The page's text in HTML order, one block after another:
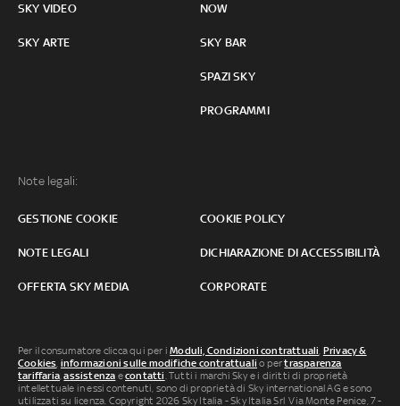
SKY VIDEO
SKY ARTE
NOW
SKY BAR
SPAZI SKY
PROGRAMMI
Note legali:
GESTIONE COOKIE COOKIE POLICY
NOTE LEGALI DICHIARAZIONE DI ACCESSIBILITÀ
OFFERTA SKY MEDIA CORPORATE
Per il consumatore clicca qui per iModuli, Condizioni contrattuali, Privacy &
Cookies, informazioni sulle modifiche contrattuali o pertrasparenza
tariffaria,assistenza econtatti. Tutti i marchi Sky e i diritti di proprietà
intellettuale in essi contenuti, sono di proprietà di Sky international AG e sono
utilizzati su licenza. Copyright 2026 Sky Italia - Sky Italia Srl Via Monte Penice, 7 -